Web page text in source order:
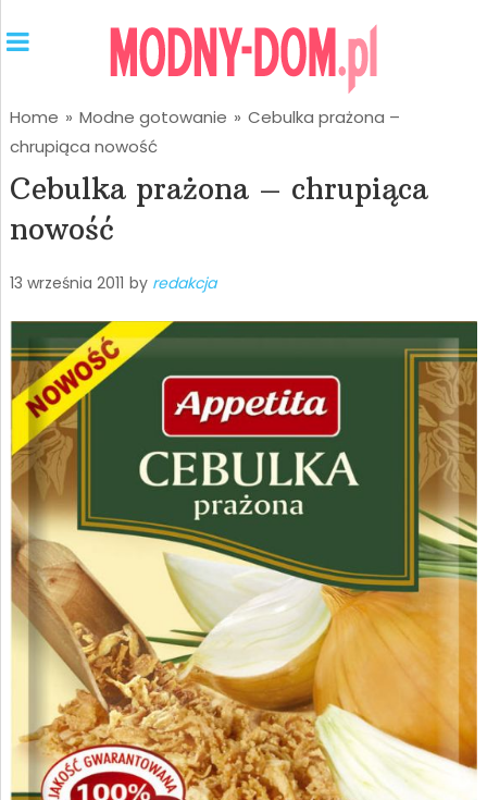
Home » Modne gotowanie » Cebulka prażona –
chrupiąca nowość
Cebulka prażona – chrupiąca
nowość
13 września 2011 by redakcja